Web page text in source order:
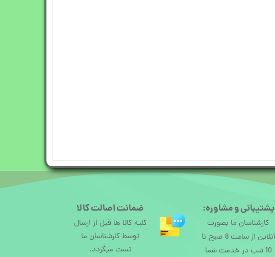
پشتیبانی و مشاوره:
کارشناسان ما بصورت
آنلاین از ساعت 8 صبح تا
10 شب در خدمت شما
ضمانت اصالت کالا
کلیه کالا ها قبل از ارسال
توسط کارشناسان ما
تست میگردد.